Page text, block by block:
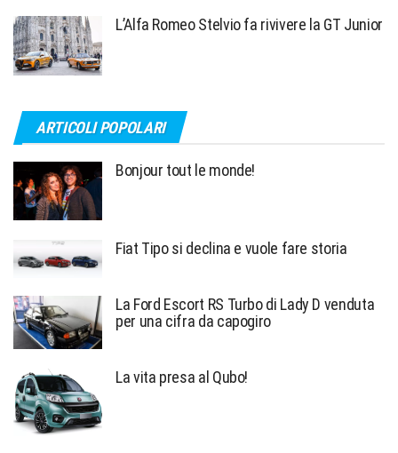
L’Alfa Romeo Stelvio fa rivivere la GT Junior
ARTICOLI POPOLARI
Bonjour tout le monde!
Fiat Tipo si declina e vuole fare storia
La Ford Escort RS Turbo di Lady D venduta
per una cifra da capogiro
La vita presa al Qubo!